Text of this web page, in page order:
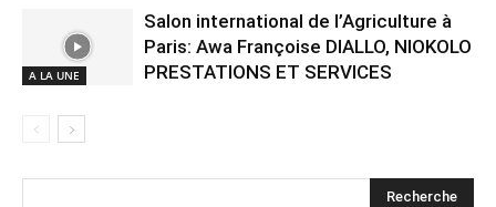
A LA UNE
Salon international de l’Agriculture à
Paris: Awa Françoise DIALLO, NIOKOLO
PRESTATIONS ET SERVICES